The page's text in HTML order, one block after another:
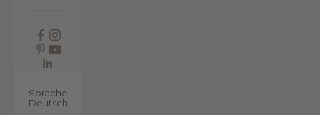
Sprache
Deutsch